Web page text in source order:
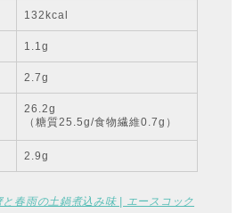
132kcal
1.1g
2.7g
26.2g
（糖質25.5g/食物繊維0.7g）
2.9g
と春雨の土鍋煮込み味 | エースコック